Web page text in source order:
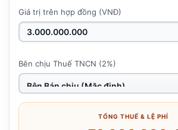
Giá trị trên hợp đồng (VNĐ)
Bên chịu Thuế TNCN (2%)
TỔNG THUẾ & LỆ PHÍ